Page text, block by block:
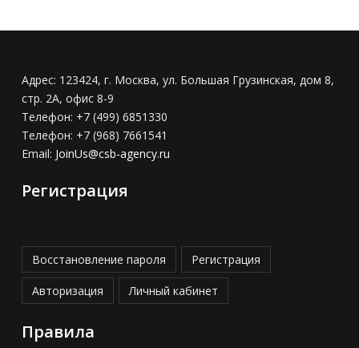
Адрес: 123424, г. Москва, ул. Большая Грузинская, дом 8,
стр. 2А, офис 8-9
Телефон: +7 (499) 6851330
Телефон: +7 (968) 7661541
Email: JoinUs@csb-agency.ru
Регистрация
Восстановление пароля Регистрация
Авторизация Личный кабинет
Правила